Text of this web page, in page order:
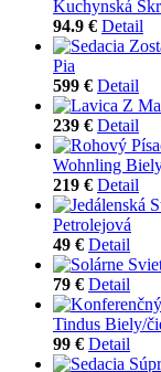
Kuchynská
94.9 € Detail
Pia
599 € Detail
239 € Detail
Wohnling
219 € Detail
Petrolejová
49 € Detail
79 € Detail
Tindus Biely/
99 € Detail